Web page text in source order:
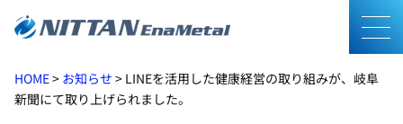
メ
HOME> お知らせ > LINEを活用した健康経営の取り組みが、岐阜
新聞にて取り上げられました。